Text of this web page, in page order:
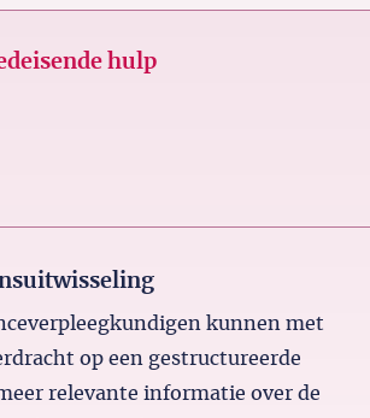
hulp
kunnen met
op een gestructureerde
relevante informatie over de